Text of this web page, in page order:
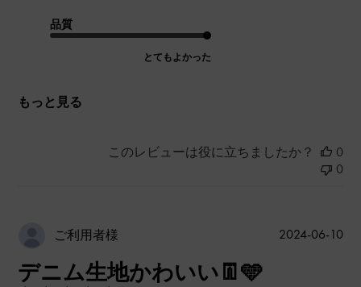
品質
とてもよかった
もっと見る
このレビューは役に立ちましたか？
0
0
ご利用者様
デニム生地かわいい👖🩵
公
2024-06-10